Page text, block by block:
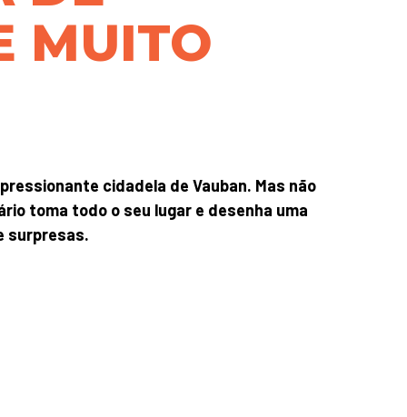
MUITO
cidadela de Vauban. Mas não
toma todo o seu lugar e desenha uma
surpresas.